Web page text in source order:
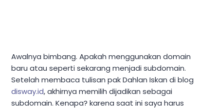
Awalnya bimbang. Apakah menggunakan domain
baru atau seperti sekarang menjadi subdomain.
Setelah membaca tulisan pak Dahlan Iskan di blog
disway.id, akhirnya memilih dijadikan sebagai
subdomain. Kenapa? karena saat ini saya harus